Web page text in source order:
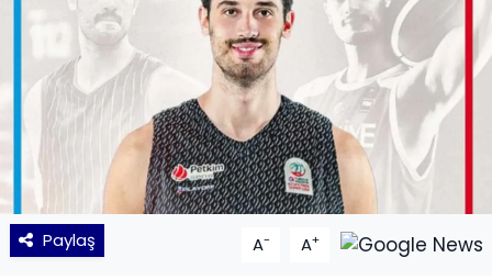
Paylaş A- A+
KÜLTÜR SANAT
MAGAZİN
POLİTİKA
SAĞLIK
Siyaset